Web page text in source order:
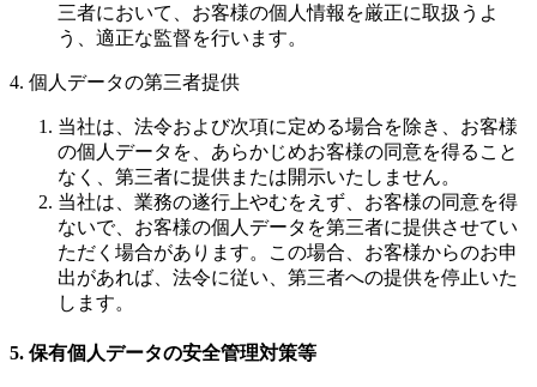
三者において、お客様の個人情報を厳正に取扱うよ
う、適正な監督を行います。
4. 個人データの第三者提供
当社は、法令および次項に定める場合を除き、お客様
の個人データを、あらかじめお客様の同意を得ること
なく、第三者に提供または開示いたしません。
当社は、業務の遂行上やむをえず、お客様の同意を得
ないで、お客様の個人データを第三者に提供させてい
ただく場合があります。この場合、お客様からのお申
出があれば、法令に従い、第三者への提供を停止いた
します。
5. 保有個人データの安全管理対策等